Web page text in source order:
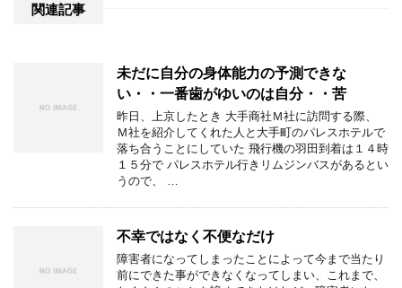
関連記事
未だに自分の身体能力の予測できな
い・・一番歯がゆいのは自分・・苦
昨日、上京したとき 大手商社Ｍ社に訪問する際、
Ｍ社を紹介してくれた人と大手町のパレスホテルで
落ち合うことにしていた 飛行機の羽田到着は１４時
１５分で パレスホテル行きリムジンバスがあるとい
うので、 …
不幸ではなく不便なだけ
障害者になってしまったことによって今まで当たり
前にできた事ができなくなってしまい、これまで、